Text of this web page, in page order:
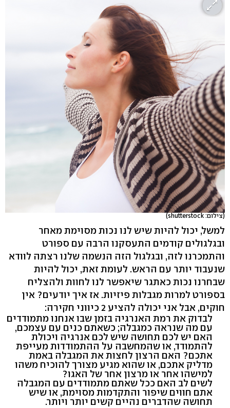
(צילום: shutterstock)
למשל, יכול להיות שיש לנו נכות מסוימת מאחר
ובגלגולים קודמים התעסקנו הרבה עם ספורט
והתמכרנו לזה, ובגלגול הזה הנשמה שלנו רצתה לוודא
שנעבוד יותר עם הראש. לעומת זאת, יכול להיות
שבחרנו נכות כאתגר שיאפשר לנו לחוות ולהצליח
בספורט למרות מגבלות פיזיות. אז איך יודעים? אין
חוקים, אבל אני יכולה להציע 2 כיווני חקירה:
לבדוק את רמת האנרגיה בזמן שבו אנחנו מתמודדים
עם מה שנראה כמגבלה; כשאתם כנים עם עצמכם,
האם יש לכם תחושה שיש לכם אנרגיה ויכולת
להתמודד, או שהמחשבה על ההתמודדות מעייפת
אתכם? האם הרצון לחצות את המגבלה באמת
מדליק אתכם, או שהוא מגיע מצורך להוכיח משהו
למישהו אחר או מרצון אחר של האגו?
לשים לב האם ככל שאתם מתמודדים עם המגבלה
אתם חווים שיפור והתקדמות מסוימת, או שיש
תחושה שהדברים נהיים קשים יותר ויותר.